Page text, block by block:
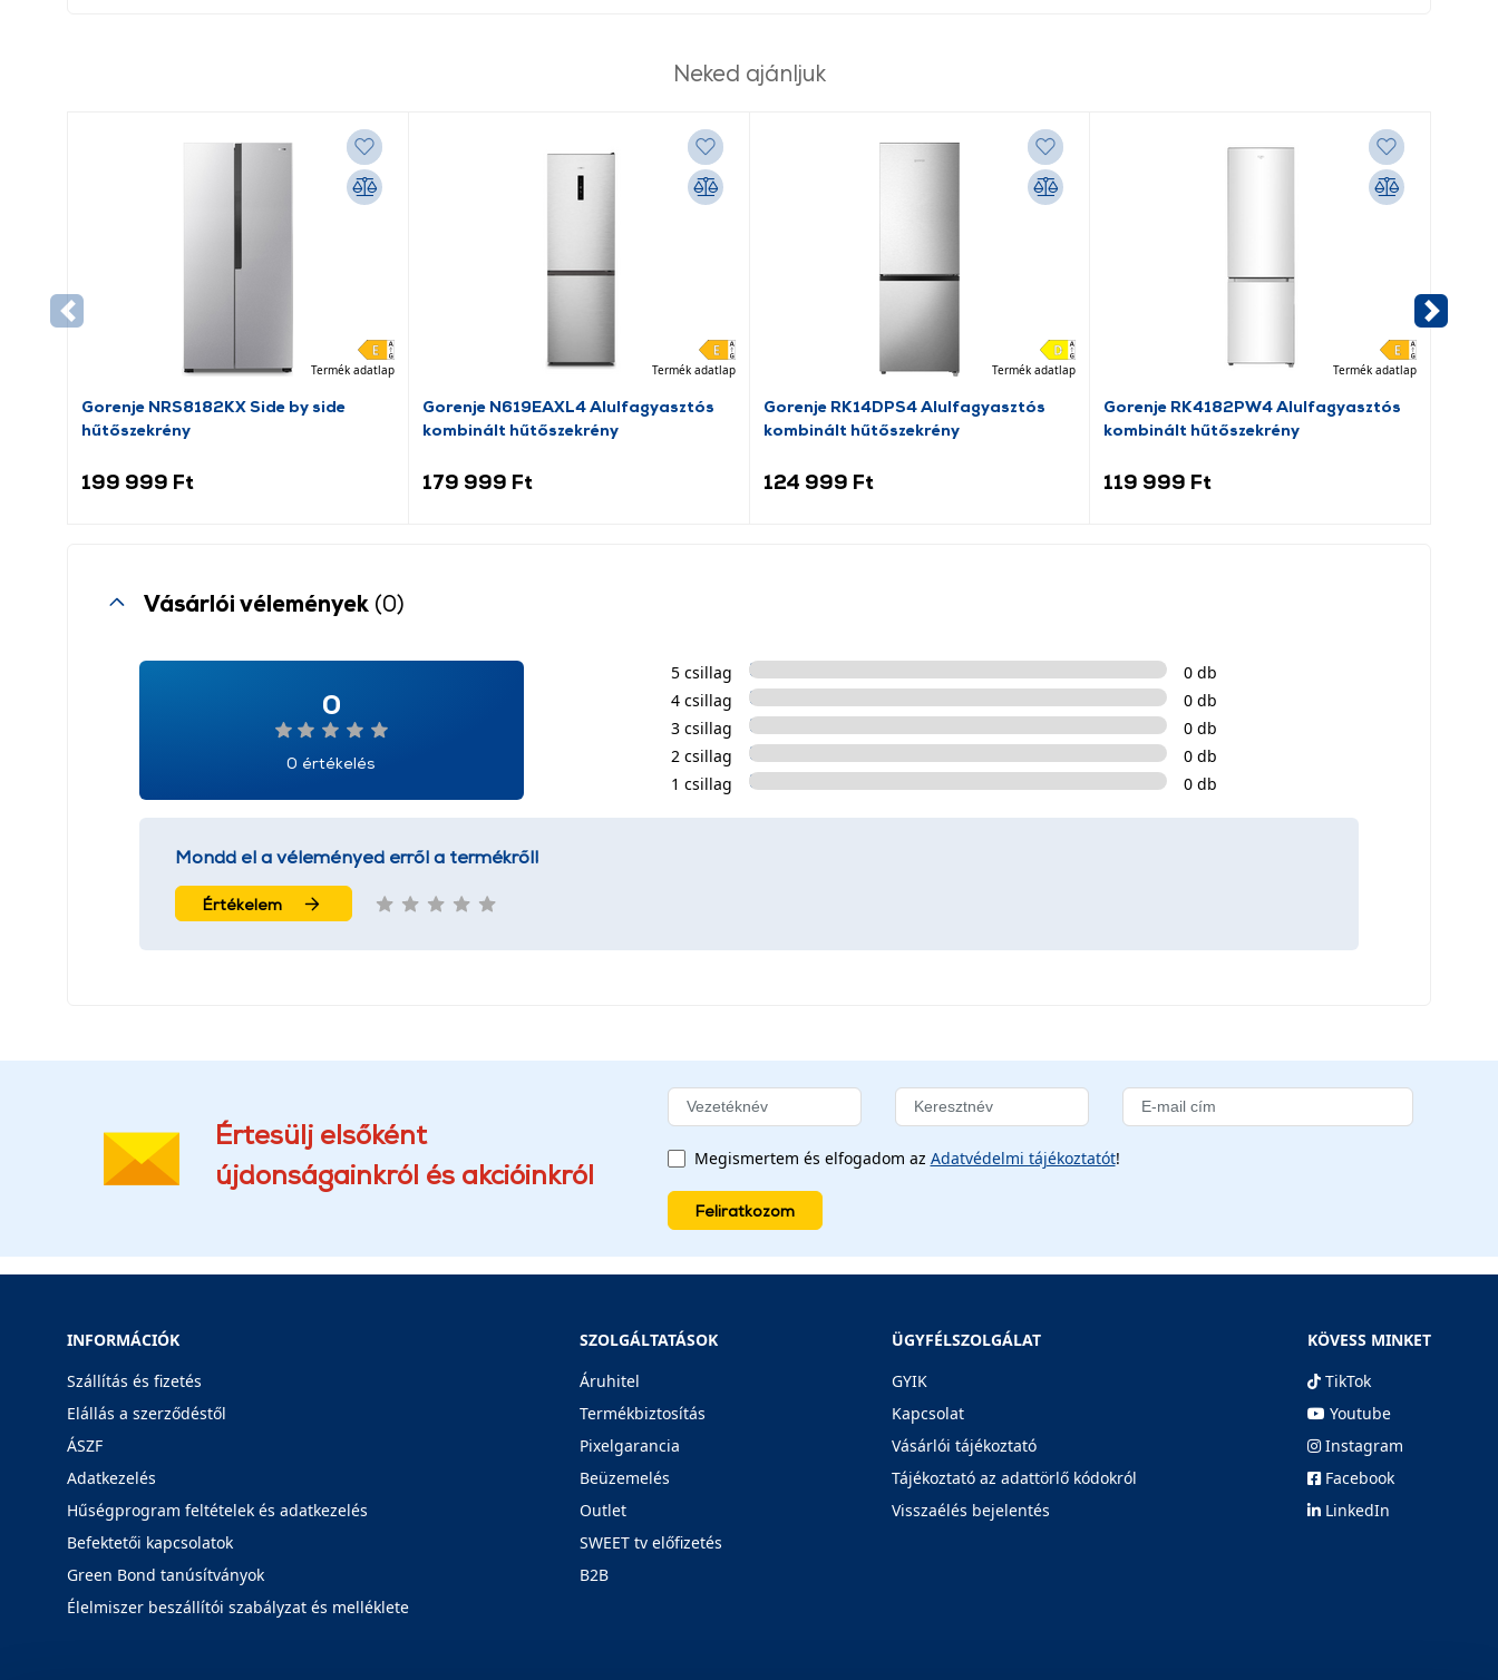
Neked ajánljuk
Termék adatlap
Gorenje NRS8182KX Side by side
hűtőszekrény
199 999 Ft
Termék adatlap
Gorenje N619EAXL4 Alulfagyasztós
kombinált hűtőszekrény
179 999 Ft
Termék adatlap
Gorenje RK14DPS4 Alulfagyasztós
kombinált hűtőszekrény
124 999 Ft
Termék adatlap
Gorenje RK4182PW4 Alulfagyasztós
kombinált hűtőszekrény
119 999 Ft
Vásárlói vélemények (0)
0
0 értékelés
5 csillag
0 db
4 csillag
0 db
3 csillag
0 db
2 csillag
0 db
1 csillag
0 db
Mondd el a véleményed erről a termékről!
Értékelem
Értesülj elsőként
újdonságainkról és akcióinkról
Megismertem és elfogadom az Adatvédelmi tájékoztatót!
Feliratkozom
INFORMÁCIÓK
Szállítás és fizetés
Elállás a szerződéstől
ÁSZF
Adatkezelés
Hűségprogram feltételek és adatkezelés
Befektetői kapcsolatok
Green Bond tanúsítványok
Élelmiszer beszállítói szabályzat és melléklete
SZOLGÁLTATÁSOK
Áruhitel
Termékbiztosítás
Pixelgarancia
Beüzemelés
Outlet
SWEET tv előfizetés
B2B
ÜGYFÉLSZOLGÁLAT
GYIK
Kapcsolat
Vásárlói tájékoztató
Tájékoztató az adattörlő kódokról
Visszaélés bejelentés
KÖVESS MINKET
TikTok
Youtube
Instagram
Facebook
LinkedIn